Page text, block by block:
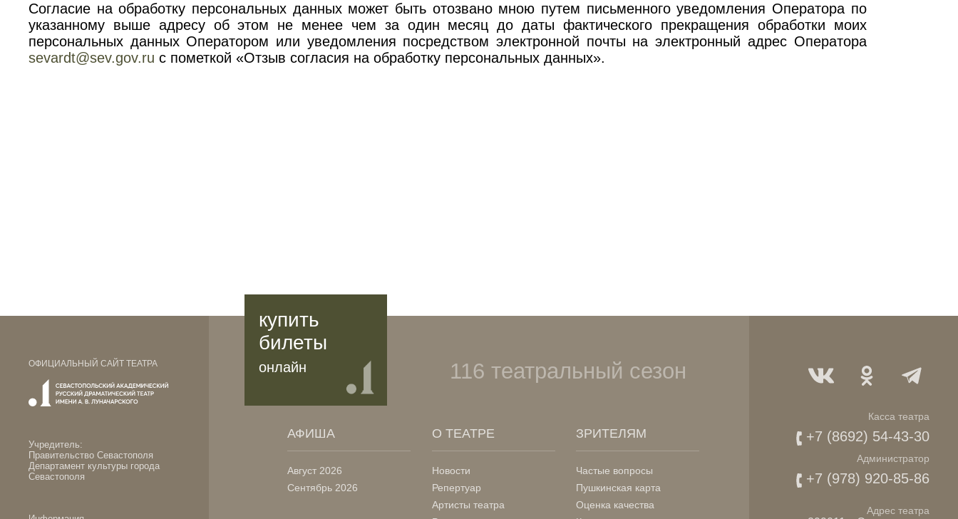
Согласие на обработку персональных данных может быть отозвано мною путем письменного уведомления Оператора по
указанному выше адресу об этом не менее чем за один месяц до даты фактического прекращения обработки моих
персональных данных Оператором или уведомления посредством электронной почты на электронный адрес Оператора
sevardt@sev.gov.ru с пометкой «Отзыв согласия на обработку персональных данных».
ОФИЦИАЛЬНЫЙ САЙТ ТЕАТРА
Учредитель:
Правительство Севастополя
Департамент культуры города
Севастополя
купить
билеты
онлайн 116 театральный сезон
АФИША
Август 2026
Сентябрь 2026
О ТЕАТРЕ
Новости
Репертуар
Артисты театра
ЗРИТЕЛЯМ
Частые вопросы
Пушкинская карта
Оценка качества
Касса театра
+7 (8692) 54-43-30
Администратор
+7 (978) 920-85-86
Адрес театра